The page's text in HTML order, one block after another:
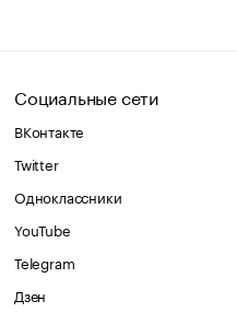
Социальные сети
ВКонтакте
Twitter
Одноклассники
YouTube
Telegram
Дзен